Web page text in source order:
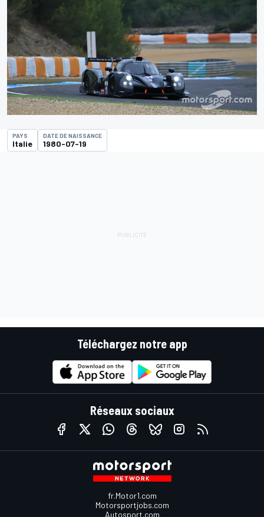
PAYS
Italie
DATE DE NAISSANCE
1980-07-19
Téléchargez notre app
Réseaux sociaux
fr.Motor1.com
Motorsportjobs.com
Autosport.com